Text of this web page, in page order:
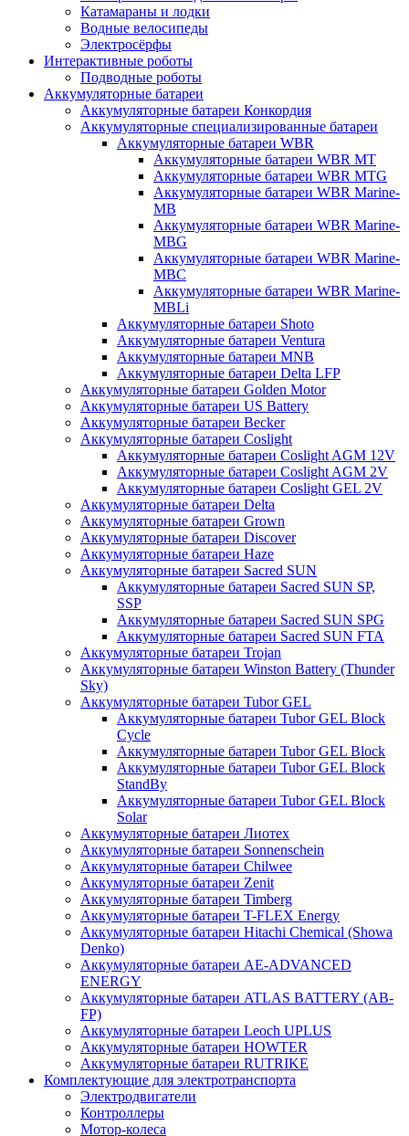
Катамараны и лодки
Водные велосипеды
Электросёрфы
Интерактивные роботы
Подводные роботы
Аккумуляторные батареи
Аккумуляторные батареи Конкордия
Аккумуляторные специализированные батареи
Аккумуляторные батареи WBR
Аккумуляторные батареи WBR MT
Аккумуляторные батареи WBR MTG
Аккумуляторные батареи WBR Marine-
MB
Аккумуляторные батареи WBR Marine-
MBG
Аккумуляторные батареи WBR Marine-
MBC
Аккумуляторные батареи WBR Marine-
MBLi
Аккумуляторные батареи Shoto
Аккумуляторные батареи Ventura
Аккумуляторные батареи MNB
Аккумуляторные батареи Delta LFP
Аккумуляторные батареи Golden Motor
Аккумуляторные батареи US Battery
Аккумуляторные батареи Becker
Аккумуляторные батареи Coslight
Аккумуляторные батареи Coslight AGM 12V
Аккумуляторные батареи Coslight AGM 2V
Аккумуляторные батареи Coslight GEL 2V
Аккумуляторные батареи Delta
Аккумуляторные батареи Grown
Аккумуляторные батареи Discover
Аккумуляторные батареи Haze
Аккумуляторные батареи Sacred SUN
Аккумуляторные батареи Sacred SUN SP,
SSP
Аккумуляторные батареи Sacred SUN SPG
Аккумуляторные батареи Sacred SUN FTA
Аккумуляторные батареи Trojan
Аккумуляторные батареи Winston Battery (Thunder
Sky)
Аккумуляторные батареи Tubor GEL
Аккумуляторные батареи Tubor GEL Block
Cycle
Аккумуляторные батареи Tubor GEL Block
Аккумуляторные батареи Tubor GEL Block
StandBy
Аккумуляторные батареи Tubor GEL Block
Solar
Аккумуляторные батареи Лиотех
Аккумуляторные батареи Sonnenschein
Аккумуляторные батареи Chilwee
Аккумуляторные батареи Zenit
Аккумуляторные батареи Timberg
Аккумуляторные батареи T-FLEX Energy
Аккумуляторные батареи Hitachi Chemical (Showa
Denko)
Аккумуляторные батареи АЕ-ADVANCED
ENERGY
Аккумуляторные батареи ATLAS BATTERY (AB-
FP)
Аккумуляторные батареи Leoch UPLUS
Аккумуляторные батареи HOWTER
Аккумуляторные батареи RUTRIKE
Комплектующие для электротранспорта
Электродвигатели
Контроллеры
Мотор-колеса